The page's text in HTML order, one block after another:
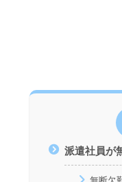
派遣社員が